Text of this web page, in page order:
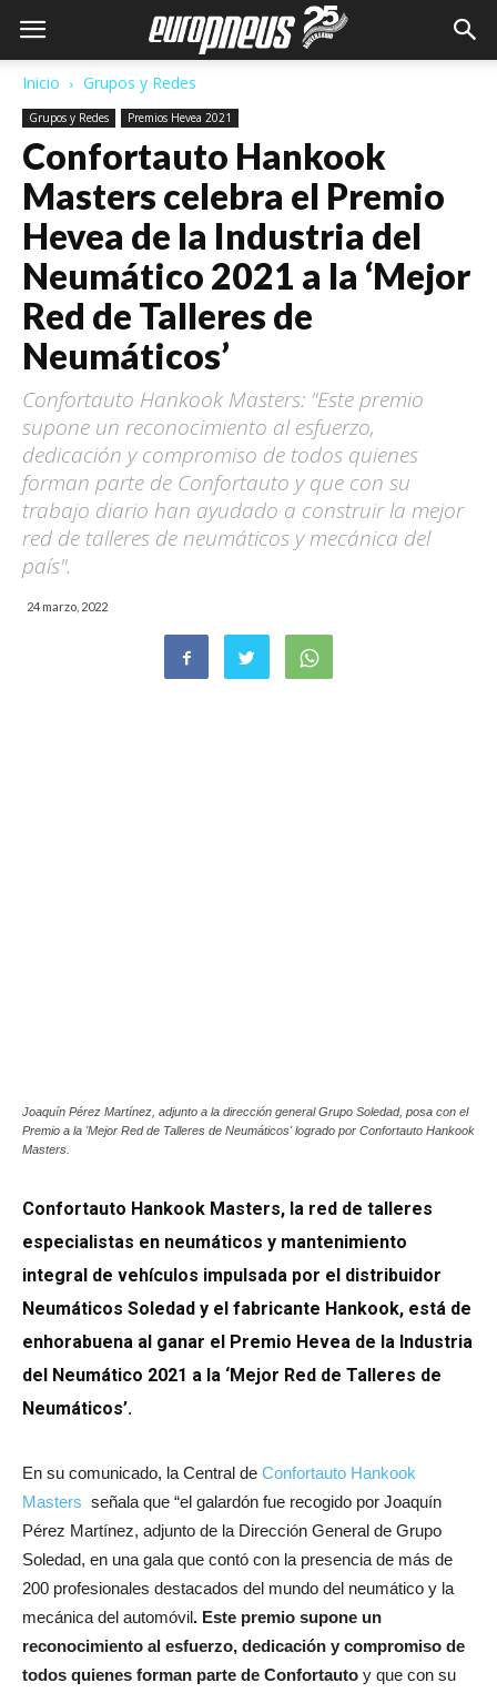
Inicio Grupos y Redes
Grupos y Redes Premios Hevea 2021
Confortauto Hankook
Masters celebra el Premio
Hevea de la Industria del
Neumático 2021 a la ‘Mejor
Red de Talleres de
Neumáticos’
Confortauto Hankook Masters: "Este premio
supone un reconocimiento al esfuerzo,
dedicación y compromiso de todos quienes
forman parte de Confortauto y que con su
trabajo diario han ayudado a construir la mejor
red de talleres de neumáticos y mecánica del
país".
24 marzo, 2022
Joaquín Pérez Martínez, adjunto a la dirección general Grupo Soledad, posa con el
Premio a la 'Mejor Red de Talleres de Neumáticos' logrado por Confortauto Hankook
Masters.
Confortauto Hankook Masters, la red de talleres
especialistas en neumáticos y mantenimiento
integral de vehículos impulsada por el distribuidor
Neumáticos Soledad y el fabricante Hankook, está de
enhorabuena al ganar el Premio Hevea de la Industria
del Neumático 2021 a la ‘Mejor Red de Talleres de
Neumáticos’.
En su comunicado, la Central de Confortauto Hankook
Masters señala que “el galardón fue recogido por Joaquín
Pérez Martínez, adjunto de la Dirección General de Grupo
Soledad, en una gala que contó con la presencia de más de
200 profesionales destacados del mundo del neumático y la
mecánica del automóvil. Este premio supone un
reconocimiento al esfuerzo, dedicación y compromiso de
todos quienes forman parte de Confortauto y que con su